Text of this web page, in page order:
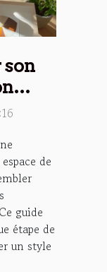
de
guide
étape de
un style